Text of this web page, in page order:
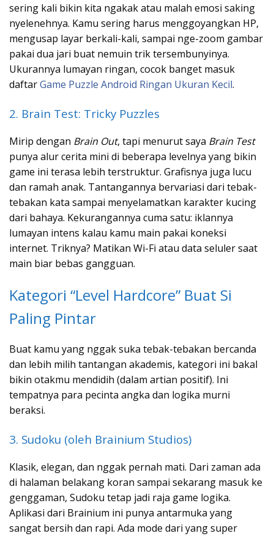
sering kali bikin kita ngakak atau malah emosi saking
nyelenehnya. Kamu sering harus menggoyangkan HP,
mengusap layar berkali-kali, sampai nge-zoom gambar
pakai dua jari buat nemuin trik tersembunyinya.
Ukurannya lumayan ringan, cocok banget masuk
daftarGame Puzzle Android Ringan Ukuran Kecil.
2. Brain Test: Tricky Puzzles
Mirip dengan Brain Out, tapi menurut saya Brain Test
punya alur cerita mini di beberapa levelnya yang bikin
game ini terasa lebih terstruktur. Grafisnya juga lucu
dan ramah anak. Tantangannya bervariasi dari tebak-
tebakan kata sampai menyelamatkan karakter kucing
dari bahaya. Kekurangannya cuma satu: iklannya
lumayan intens kalau kamu main pakai koneksi
internet. Triknya? Matikan Wi-Fi atau data seluler saat
main biar bebas gangguan.
Kategori “Level Hardcore” Buat Si
Paling Pintar
Buat kamu yang nggak suka tebak-tebakan bercanda
dan lebih milih tantangan akademis, kategori ini bakal
bikin otakmu mendidih (dalam artian positif). Ini
tempatnya para pecinta angka dan logika murni
beraksi.
3. Sudoku (oleh Brainium Studios)
Klasik, elegan, dan nggak pernah mati. Dari zaman ada
di halaman belakang koran sampai sekarang masuk ke
genggaman, Sudoku tetap jadi raja game logika.
Aplikasi dari Brainium ini punya antarmuka yang
sangat bersih dan rapi. Ada mode dari yang super